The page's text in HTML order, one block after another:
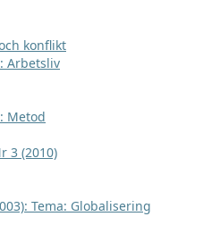
konflikt
Arbetsliv
Metod
3 (2010)
Tema: Globalisering